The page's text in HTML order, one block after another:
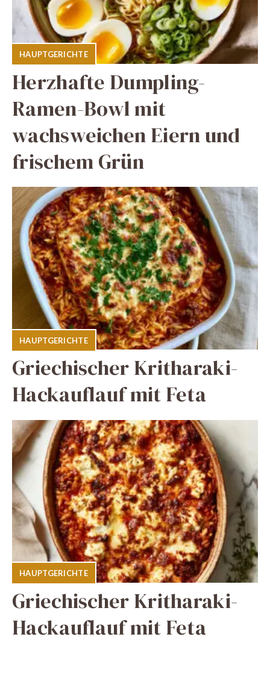
HAUPTGERICHTE
Herzhafte Dumpling-
Ramen-Bowl mit
wachsweichen Eiern und
frischem Grün
HAUPTGERICHTE
Griechischer Kritharaki-
Hackauflauf mit Feta
HAUPTGERICHTE
Griechischer Kritharaki-
Hackauflauf mit Feta